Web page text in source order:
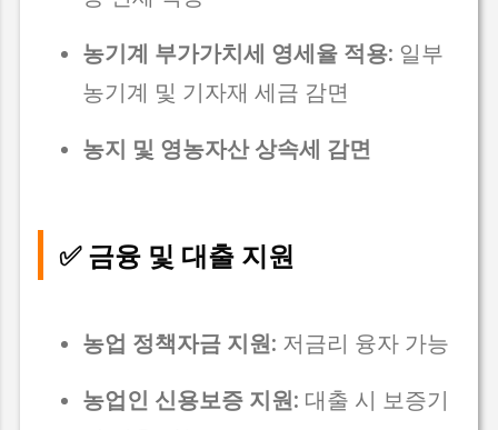
농기계 부가가치세 영세율 적용: 일부
농기계 및 기자재 세금 감면
농지 및 영농자산 상속세 감면
✅ 금융 및 대출 지원
농업 정책자금 지원: 저금리 융자 가능
농업인 신용보증 지원: 대출 시 보증기